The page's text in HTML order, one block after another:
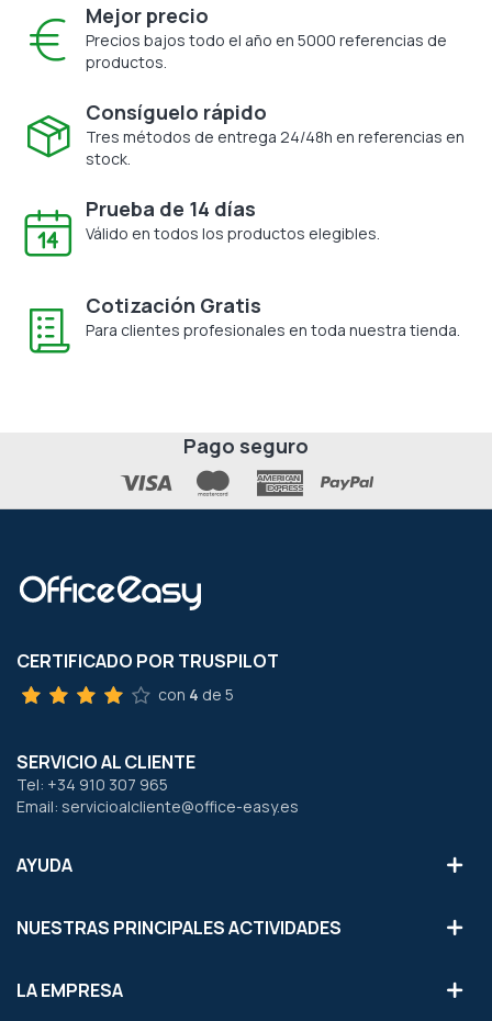
Mejor precio
Precios bajos todo el año en 5000 referencias de
productos.
Consíguelo rápido
Tres métodos de entrega 24/48h en referencias en
stock.
Prueba de 14 días
Válido en todos los productos elegibles.
Cotización Gratis
Para clientes profesionales en toda nuestra tienda.
Pago seguro
CERTIFICADO POR TRUSPILOT
con 4 de 5
SERVICIO AL CLIENTE
Tel: +34 910 307 965
Email: servicioalcliente@office-easy.es
AYUDA
NUESTRAS PRINCIPALES ACTIVIDADES
LA EMPRESA